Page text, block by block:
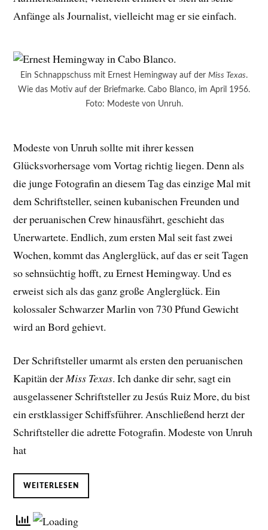
Anfänge als Journalist, vielleicht mag er sie einfach.
Ein Schnappschuss mit Ernest Hemingway auf der Miss Texas.
Wie das Motiv auf der Briefmarke. Cabo Blanco, im April 1956.
Foto: Modeste von Unruh.
Modeste von Unruh sollte mit ihrer kessen
Glücksvorhersage vom Vortag richtig liegen. Denn als
die junge Fotografin an diesem Tag das einzige Mal mit
dem Schriftsteller, seinen kubanischen Freunden und
der peruanischen Crew hinausfährt, geschieht das
Unerwartete. Endlich, zum ersten Mal seit fast zwei
Wochen, kommt das Anglerglück, auf das er seit Tagen
so sehnsüchtig hofft, zu Ernest Hemingway. Und es
erweist sich als das ganz große Anglerglück. Ein
kolossaler Schwarzer Marlin von 730 Pfund Gewicht
wird an Bord gehievt.
Der Schriftsteller umarmt als ersten den peruanischen
Kapitän derMiss Texas. Ich danke dir sehr, sagt ein
ausgelassener Schriftsteller zu Jesús Ruiz More, du bist
ein erstklassiger Schiffsführer. Anschließend herzt der
Schriftsteller die adrette Fotografin. Modeste von Unruh
hat
WEITERLESEN